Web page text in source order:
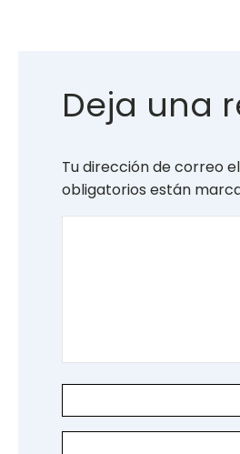
Deja una
Tu dirección de correo
obligatorios están